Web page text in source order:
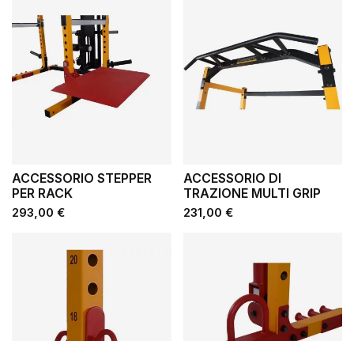
ACCESSORIO STEPPER
PER RACK
Prezzo
293,00 €
ACCESSORIO DI
TRAZIONE MULTI GRIP
Prezzo
231,00 €